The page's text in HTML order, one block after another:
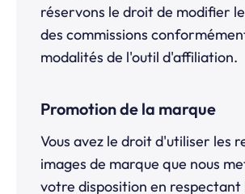
réservons le droit de modifier
des commissions
modalités de l'outil d'affiliation.
Promotion de la marque
Vous avez le droit d'utiliser les
images de marque que nous
votre disposition en respectant